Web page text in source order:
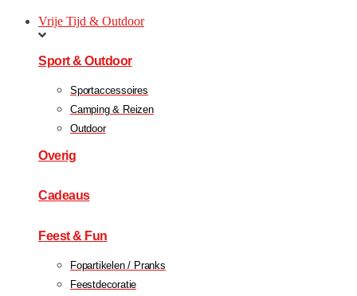
Vrije Tijd & Outdoor
Sport & Outdoor
Sportaccessoires
Camping & Reizen
Outdoor
Overig
Cadeaus
Feest & Fun
Fopartikelen / Pranks
Feestdecoratie